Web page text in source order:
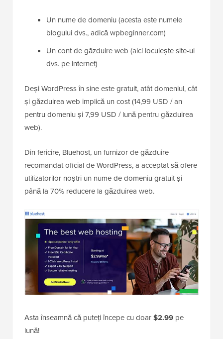
Un nume de domeniu (acesta este numele
blogului dvs., adică wpbeginner.com)
Un cont de găzduire web (aici locuiește site-ul
dvs. pe internet)
Deși WordPress în sine este gratuit, atât domeniul, cât
și găzduirea web implică un cost (14,99 USD / an
pentru domeniu și 7,99 USD / lună pentru găzduirea
web).
Din fericire, Bluehost, un furnizor de găzduire
recomandat oficial de WordPress, a acceptat să ofere
utilizatorilor noștri un nume de domeniu gratuit și
până la 70% reducere la găzduirea web.
Asta înseamnă că puteți începe cu doar$2.99 pe
lună!